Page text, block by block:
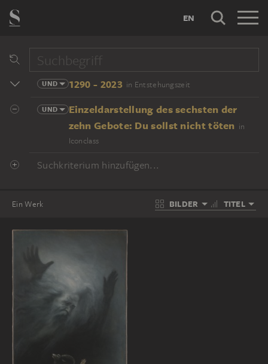
EN
UND 1290 - 2023 in Entstehungszeit
UND
Einzeldarstellung des sechsten der
zehn Gebote: Du sollst nicht töten in
Iconclass
Suchkriterium hinzufügen...
Ein Werk BILDER TITEL